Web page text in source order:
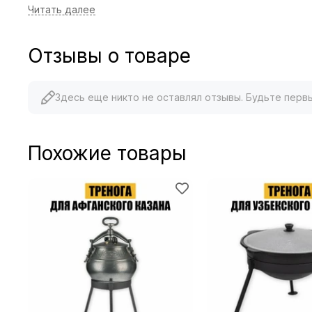
Отзывы о товаре
Здесь еще никто не оставлял отзывы. Будьте
Похожие товары